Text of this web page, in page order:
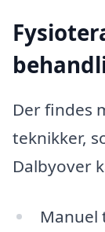
Der findes
teknikker,
Dalbyover
Manuel